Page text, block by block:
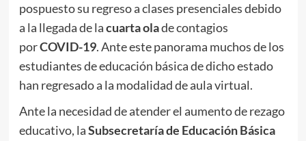
pospuesto su regreso a clases presenciales debido
a la llegada de lacuarta olade contagios
porCOVID-19. Ante este panorama muchos de los
estudiantes de educación básica de dicho estado
han regresado a la modalidad de aula virtual.
Ante la necesidad de atender el aumento de rezago
educativo, laSubsecretaría de Educación Básica